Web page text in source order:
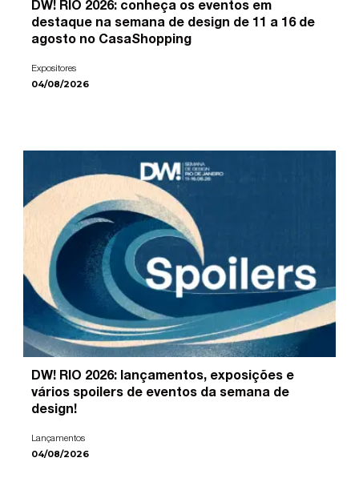
DW! RIO 2026: conheça os eventos em
destaque na semana de design de 11 a 16 de
agosto no CasaShopping
Expositores
04/08/2026
DW! RIO 2026: lançamentos, exposições e
vários spoilers de eventos da semana de
design!
Lançamentos
04/08/2026